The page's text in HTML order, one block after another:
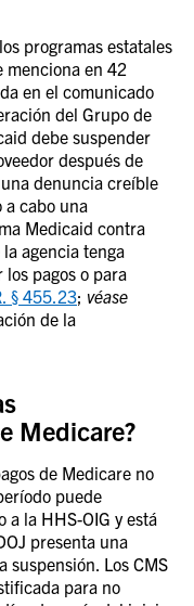
programas estatales
menciona en 42
en el comunicado
del Grupo de
debe suspender
después de
denuncia creíble
a cabo una
Medicaid contra
agencia tenga
pagos o para
§ 455.23; véase
de la
Medicare?
de Medicare no
puede
a la HHS-OIG y está
presenta una
Los CMS
para no